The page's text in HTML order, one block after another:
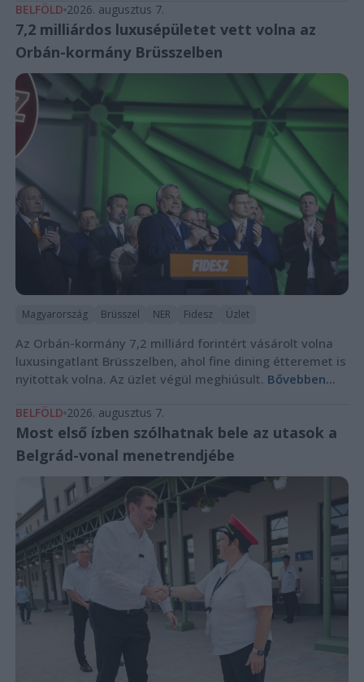
BELFÖLD 2026. augusztus 7.
7,2 milliárdos luxusépületet vett volna az
Orbán-kormány Brüsszelben
Magyarország Brüsszel NER Fidesz Üzlet
Az Orbán-kormány 7,2 milliárd forintért vásárolt volna
luxusingatlant Brüsszelben, ahol fine dining étteremet is
nyitottak volna. Az üzlet végül meghiúsult. Bővebben...
BELFÖLD 2026. augusztus 7.
Most első ízben szólhatnak bele az utasok a
Belgrád-vonal menetrendjébe